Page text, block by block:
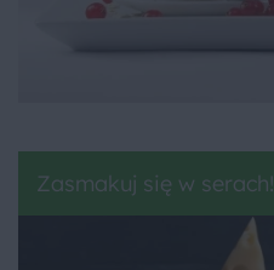
Zasmakuj się w serach!